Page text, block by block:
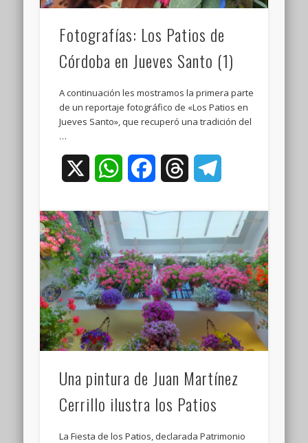
Fotografías: Los Patios de
Córdoba en Jueves Santo (1)
A continuación les mostramos la primera parte
de un reportaje fotográfico de «Los Patios en
Jueves Santo», que recuperó una tradición del
…
WhatsAppFacebookThreads
Una pintura de Juan Martínez
Cerrillo ilustra los Patios
La Fiesta de los Patios, declarada Patrimonio